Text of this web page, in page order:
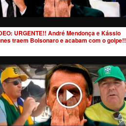
URGENTE!! André Mendonça e Kássio
traem Bolsonaro e acabam com o golpe!!